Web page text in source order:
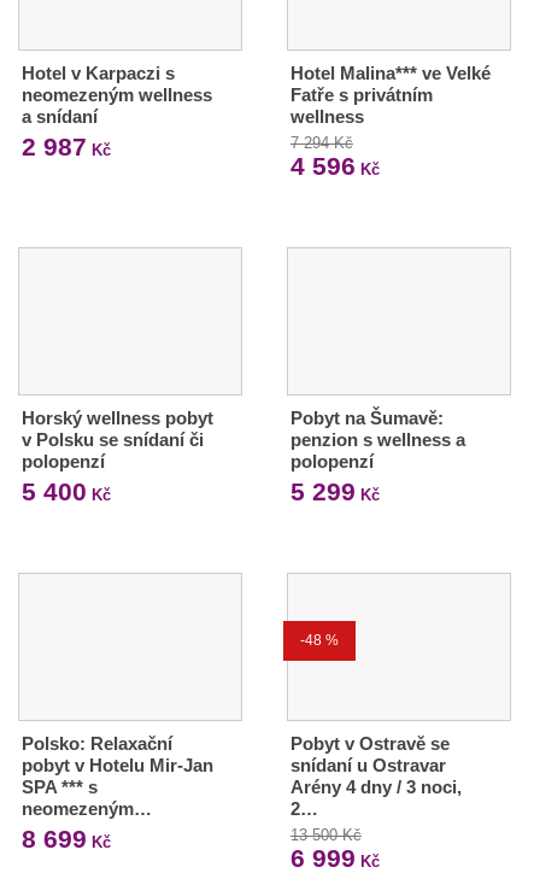
Hotel v Karpaczi s
neomezeným wellness
a snídaní
2 987 Kč
Hotel Malina*** ve Velké
Fatře s privátním
wellness
7 294 Kč
4 596 Kč
Horský wellness pobyt
v Polsku se snídaní či
polopenzí
5 400 Kč
Pobyt na Šumavě:
penzion s wellness a
polopenzí
5 299 Kč
Polsko: Relaxační
pobyt v Hotelu Mir-Jan
SPA *** s
neomezeným…
8 699 Kč
-48 %
Pobyt v Ostravě se
snídaní u Ostravar
Arény 4 dny / 3 noci,
2…
13 500 Kč
6 999 Kč